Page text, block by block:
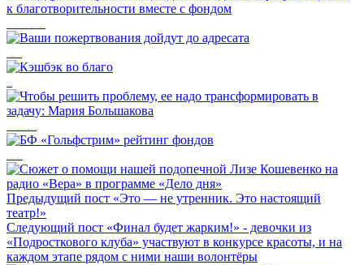
Предыдущий пост «Это — не утренник. Это настоящий
театр!»
Следующий пост «Финал будет жарким!» - девочки из
«Подросткового клуба» участвуют в конкурсе красоты, и на
каждом этапе рядом с ними наши волонтёры